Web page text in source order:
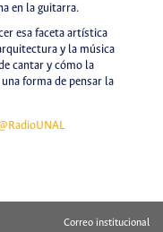
en la guitarra.
esa faceta artística
y la música
cantar y cómo la
forma de pensar la
Correo institucional